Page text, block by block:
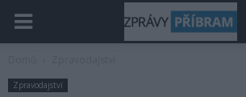
Zpravodajství